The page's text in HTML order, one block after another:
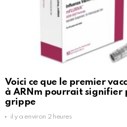
Voici ce que le premier
à ARNm pourrait signifier
grippe
il y a environ 2 heures